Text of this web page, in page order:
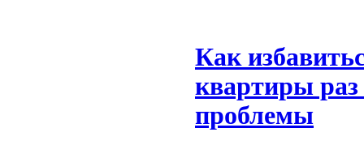
Как
квартиры раз
проблемы